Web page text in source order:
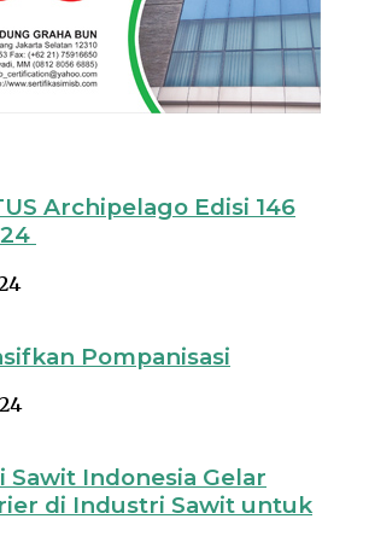
Archipelago Edisi 146
Pompanisasi
Sawit Indonesia Gelar
di Industri Sawit untuk